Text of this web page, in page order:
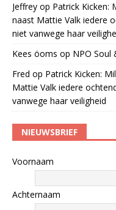
Jeffrey op Patrick Kicken:
naast Mattie Valk iedere
niet vanwege haar
Kees öoms op NPO Soul
Fred op Patrick Kicken:
Mattie Valk iedere
vanwege haar veiligheid
NIEUWSBRIEF
Voornaam
Achternaam